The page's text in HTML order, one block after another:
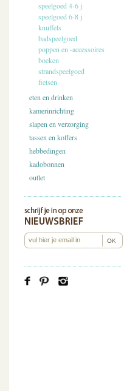
speelgoed 4-6 j
speelgoed 6-8 j
knuffels
badspeelgoed
poppen en -accessoires
boeken
strandspeelgoed
fietsen
eten en drinken
kamerinrichting
slapen en verzorging
tassen en koffers
hebbedingen
kadobonnen
outlet